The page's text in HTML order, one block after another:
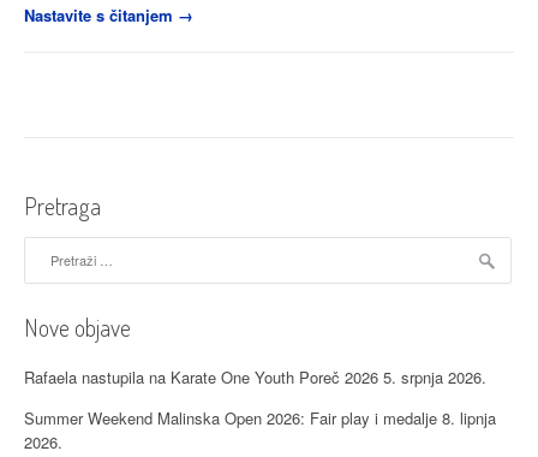
Nastavite s čitanjem “Nastup
→
Pretraga
Nove objave
Rafaela nastupila na Karate One Youth Poreč 2026 5. srpnja 2026.
Summer Weekend Malinska Open 2026: Fair play i medalje 8. lipnja
2026.